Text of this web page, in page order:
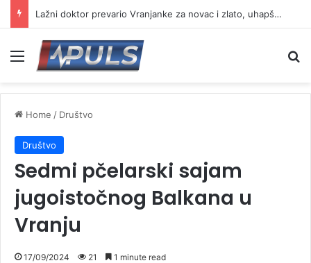
Lažni doktor prevario Vranjanke za novac i zlato, uhapšen osumnjičeni
Menu
Home / Društvo
Društvo
Sedmi pčelarski sajam
jugoistočnog Balkana u
Vranju
17/09/2024 21 1 minute read